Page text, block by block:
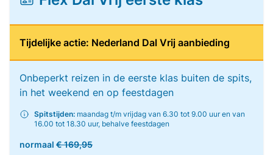
Tijdelijke actie: Nederland Dal Vrij aanbieding
Onbeperkt reizen in de eerste klas buiten de spits,
in het weekend en op feestdagen
Spitstijden: maandag t/m vrijdag van 6.30 tot 9.00 uur en van
16.00 tot 18.30 uur, behalve feestdagen
normaal € 169,95